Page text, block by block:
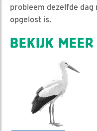
probleem dezelfde
opgelost is.
BEKIJK MEER